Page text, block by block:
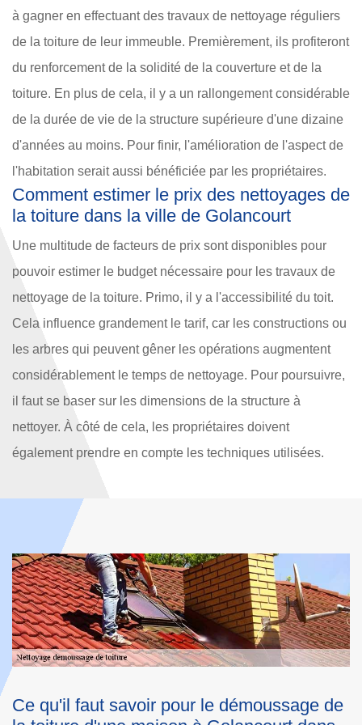
à gagner en effectuant des travaux de nettoyage réguliers
de la toiture de leur immeuble. Premièrement, ils profiteront
du renforcement de la solidité de la couverture et de la
toiture. En plus de cela, il y a un rallongement considérable
de la durée de vie de la structure supérieure d'une dizaine
d'années au moins. Pour finir, l'amélioration de l'aspect de
l'habitation serait aussi bénéficiée par les propriétaires.
Comment estimer le prix des nettoyages de
la toiture dans la ville de Golancourt
Une multitude de facteurs de prix sont disponibles pour
pouvoir estimer le budget nécessaire pour les travaux de
nettoyage de la toiture. Primo, il y a l'accessibilité du toit.
Cela influence grandement le tarif, car les constructions ou
les arbres qui peuvent gêner les opérations augmentent
considérablement le temps de nettoyage. Pour poursuivre,
il faut se baser sur les dimensions de la structure à
nettoyer. À côté de cela, les propriétaires doivent
également prendre en compte les techniques utilisées.
Un outillage complet pour les travaux de